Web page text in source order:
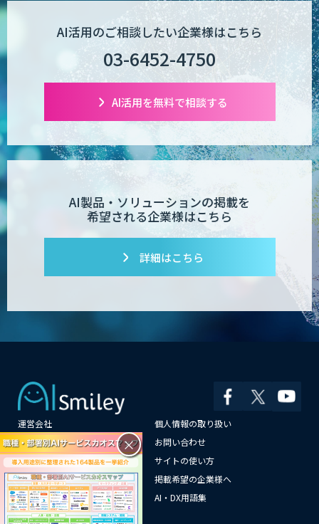
POPstation
業務特化型AIエージェントの開発支援
「業務AIプロ」
Dify導入支援
展示会の名刺を商談に変える
「GenLead」
RAG技術研修
AI活用のご相談したい企業様はこちら
03-6452-4750
AI活用を無料で相談する
AI製品・ソリューションの掲載を
希望される企業様はこちら
詳細はこちら
運営会社
個人情報の取り扱い
よくある質問
お問い合わせ
メールマガジン登録
サイトの使い方
情報提供はこちらから
掲載希望の企業様へ
AI企業一覧
AI・DX用語集
サイトマップ
×